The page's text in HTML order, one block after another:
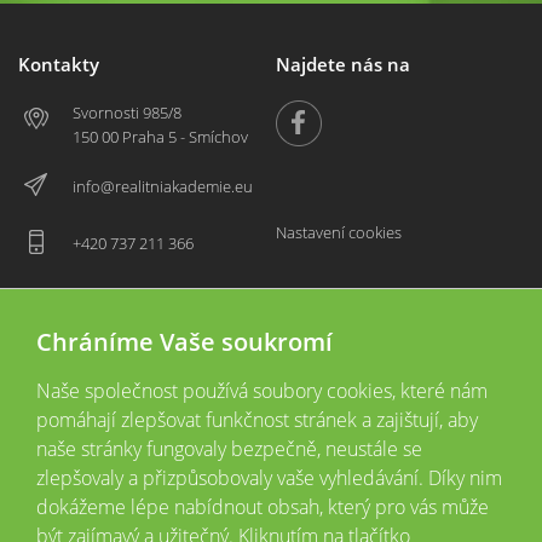
Kontakty
Svornosti 985/8
150 00 Praha 5 - Smíchov
info@realitniakademie.eu
+420 737 211 366
Najdete nás na
Nastavení cookies
2026 © CopyrightVšechna práva vyhrazena
Tyto webové stránky jsou provozovány společností Realitní akademie České
Chráníme Vaše soukromí
Naše společnost používá soubory cookies, které nám
pomáhají zlepšovat funkčnost stránek a zajištují, aby
naše stránky fungovaly bezpečně, neustále se
zlepšovaly a přizpůsobovaly vaše vyhledávání. Díky nim
dokážeme lépe nabídnout obsah, který pro vás může
být zajímavý a užitečný. Kliknutím na tlačítko